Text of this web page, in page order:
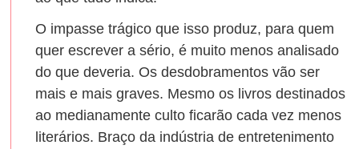
O impasse trágico que isso produz, para quem
quer escrever a sério, é muito menos analisado
do que deveria. Os desdobramentos vão ser
mais e mais graves. Mesmo os livros destinados
ao medianamente culto ficarão cada vez menos
literários. Braço da indústria de entretenimento